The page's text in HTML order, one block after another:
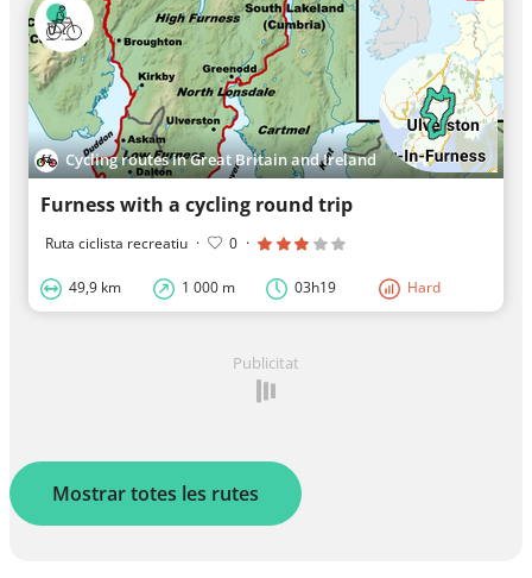
Cycling routes in Great Britain and Ireland
Furness with a cycling round trip
Ruta ciclista recreatiu · 0 ·
49,9 km 1 000 m 03h19 Hard
Publicitat
Mostrar totes les rutes